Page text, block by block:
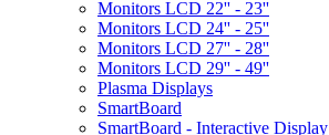
Monitors LCD 22'' - 23''
Monitors LCD 24'' - 25''
Monitors LCD 27'' - 28''
Monitors LCD 29'' - 49''
Plasma Displays
SmartBoard
SmartBoard - Interactive Display